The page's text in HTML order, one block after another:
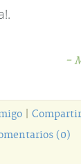
-
| Compartir
(0)